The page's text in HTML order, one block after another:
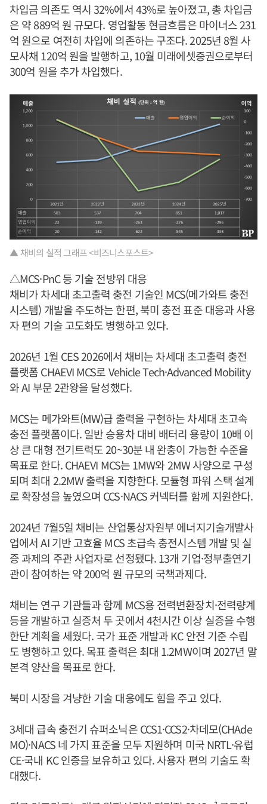
차입금 의존도 역시 32%에서 43%로 높아졌고, 총 차입금
은 약 889억 원 규모다. 영업활동 현금흐름은 마이너스 231
억 원으로 여전히 차입에 의존하는 구조다. 2025년 8월 사
모사채 120억 원을 발행하고, 10월 미래에셋증권으로부터
300억 원을 추가 차입했다.
▲ 채비의 실적 그래프 <비즈니스포스트>
△MCS·PnC 등 기술 전방위 대응
채비가 차세대 초고출력 충전 기술인 MCS(메가와트 충전
시스템) 개발을 주도하는 한편, 북미 충전 표준 대응과 사용
자 편의 기술 고도화도 병행하고 있다.
2026년 1월 CES 2026에서 채비는 차세대 초고출력 충전
플랫폼 CHAEVI MCS로 Vehicle Tech·Advanced Mobility
와 AI 부문 2관왕을 달성했다.
MCS는 메가와트(MW)급 출력을 구현하는 차세대 초고속
충전 플랫폼이다. 일반 승용차 대비 배터리 용량이 10배 이
상 큰 대형 전기트럭도 20~30분 내 완충이 가능한 수준을
목표로 한다. CHAEVI MCS는 1MW와 2MW 사양으로 구성
되며 최대 2.2MW 출력을 지향한다. 모듈형 파워 스택 설계
로 확장성을 높였으며 CCS·NACS 커넥터를 함께 지원한다.
2024년 7월5일 채비는 산업통상자원부 에너지기술개발사
업에서 AI 기반 고효율 MCS 초급속 충전시스템 개발 및 실
증 과제의 주관 사업자로 선정됐다. 13개 기업·정부출연기
관이 참여하는 약 200억 원 규모의 국책과제다.
채비는 연구 기관들과 함께 MCS용 전력변환장치·전력량계
등을 개발하고 실증처 두 곳에서 4천시간 이상 실증을 수행
한단 계획을 세웠다. 국가 표준 개발과 KC 안전 기준 수립
도 병행하고 있다. 목표 출력은 최대 1.2MW이며 2027년 말
본격 양산을 목표로 한다.
북미 시장을 겨냥한 기술 대응에도 힘을 주고 있다.
3세대 급속 충전기 슈퍼소닉은 CCS1·CCS2·차데모(CHAde
MO)·NACS 네 가지 표준을 모두 지원하며 미국 NRTL·유럽
CE·국내 KC 인증을 보유하고 있다. 사용자 편의 기술도 확
대했다.